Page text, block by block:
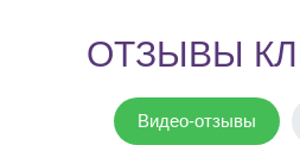
ОТЗЫВЫ
Видео-отзывы